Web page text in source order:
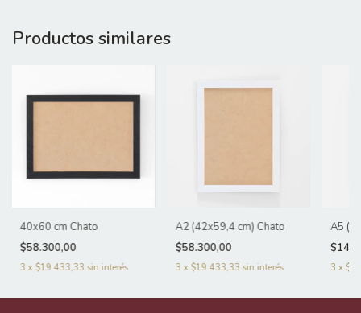
Productos similares
40x60 cm Chato
$58.300,00
3 x $19.433,33 sin interés
A2 (42x59,4 cm) Chato
$58.300,00
3 x $19.433,33 sin interés
A5
3 x